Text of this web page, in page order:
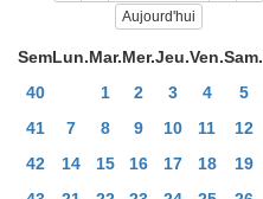
Aujourd'hui
SemLun.Mar.Mer.Jeu.Ven.Sam.
40
1 2 3 4 5
41
7 8 9 10 11 12
42
14 15 16 17 18 19